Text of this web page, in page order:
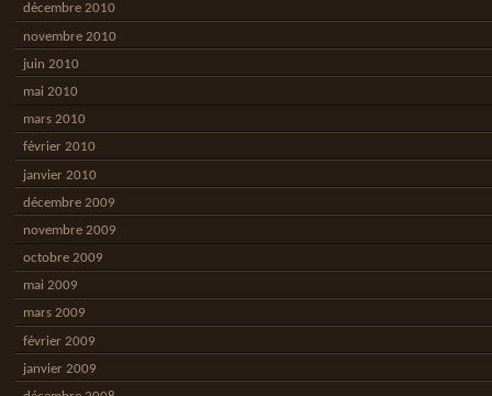
décembre 2010
novembre 2010
juin 2010
mai 2010
mars 2010
février 2010
janvier 2010
décembre 2009
novembre 2009
octobre 2009
mai 2009
mars 2009
février 2009
janvier 2009